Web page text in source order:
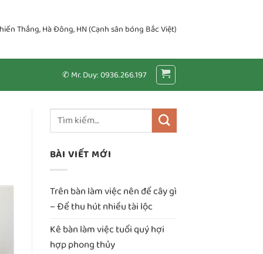
Thắng, Hà Đông, HN (Cạnh sân bóng Bắc Việt)
✆ Mr. Duy: 0936.266.197
BÀI VIẾT MỚI
Trên bàn làm việc nên để cây gì
– Để thu hút nhiều tài lộc
Kê bàn làm việc tuổi quý hợi
hợp phong thủy